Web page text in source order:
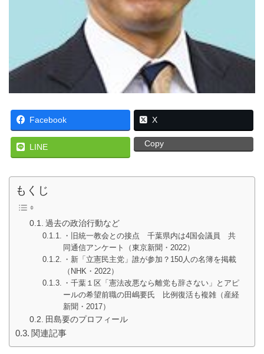
Facebook X
LINE Copy
もくじ
過去の政治行動など
・旧統一教会との接点 千葉県内は4国会議員 共
同通信アンケート（東京新聞・2022）
・新「立憲民主党」誰が参加？150人の名簿を掲載
（NHK・2022）
・千葉１区「憲法改悪なら離党も辞さない」とアピ
ールの希望前職の田嶋要氏 比例復活も複雑（産経
新聞・2017）
田島要のプロフィール
関連記事